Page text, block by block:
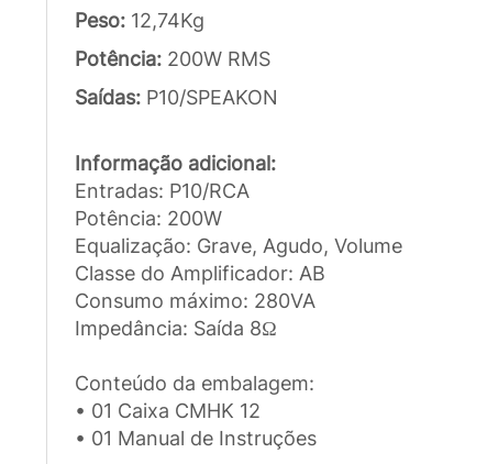
Peso: 12,74Kg
Potência: 200W RMS
Saídas: P10/SPEAKON
Informação adicional:
Entradas: P10/RCA
Potência: 200W
Equalização: Grave, Agudo, Volume
Classe do Amplificador: AB
Consumo máximo: 280VA
Impedância: Saída 8Ω
Conteúdo da embalagem:
• 01 Caixa CMHK 12
• 01 Manual de Instruções